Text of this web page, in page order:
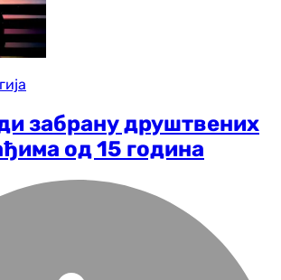
забрану друштвених
од 15 година